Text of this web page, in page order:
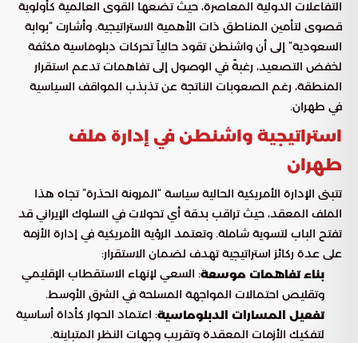
التفاعلات الدولية المعاصرة، حيث تضعها القوى العالمية كأولوية
قصوى لتأمين المناطق ذات الأهمية الاستراتيجية. وأشارت “بوابة
السعودية” إلى أن واشنطن تقود حالياً تحركات دبلوماسية مكثفة
لخفض التصعيد، رغبةً في الوصول إلى تفاهمات تدعم استقرار
المنطقة، رغم الصعوبات الناتجة عن تذبذب المواقف السياسية
في طهران.
استراتيجية واشنطن في إدارة ملف
طهران
تتبنى الإدارة الأمريكية الحالية سياسة “المرونة الحذرة” تجاه هذا
الملف المعقد، حيث تراقب بدقة أي تحولات في السلوك الإيراني قد
تفتح الباب لتسوية شاملة. وتعتمد الرؤية الأمريكية في إدارة الأزمة
على عدة ركائز استراتيجية تهدف لضمان الاستقرار:
بناء تفاهمات موسعة: السعي لإنهاء الاستقطاب الإقليمي
وتقليص احتمالات المواجهة المسلحة في الشرق الأوسط.
تفعيل المسارات الدبلوماسية: اعتماد الحوار كأداة أساسية
لتفكيك الأزمات المعقدة وتقريب وجهات النظر المتباينة.